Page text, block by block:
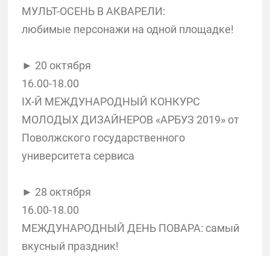
МУЛЬТ-ОСЕНЬ В АКВАРЕЛИ:
любимые персонажи на одной площадке!
► 20 октября
16.00-18.00
IX-Й МЕЖДУНАРОДНЫЙ КОНКУРС
МОЛОДЫХ ДИЗАЙНЕРОВ «АРБУЗ 2019» от
Поволжского государственного
университета сервиса
► 28 октября
16.00-18.00
МЕЖДУНАРОДНЫЙ ДЕНЬ ПОВАРА: самый
вкусный праздник!